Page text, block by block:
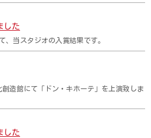
した
、当スタジオの入賞結果です。
造館にて「ドン・キホーテ」を上演致しま
した